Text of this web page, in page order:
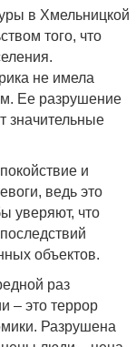
в Хмельницкой
того, что
не имела
Ее разрушение
значительные
и
ведь это
уверяют, что
объектов.
раз
– это террор
Разрушена